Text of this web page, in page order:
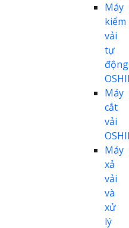
Máy
kiểm
vải
tự
động
Máy
cắt
vải
Máy
xả
vải
và
xử
lý